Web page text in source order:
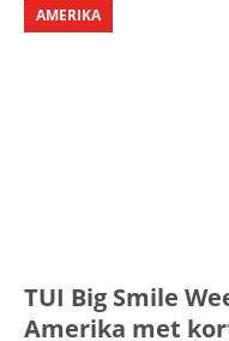
AMERIKA
TUI Big Smile
Amerika met